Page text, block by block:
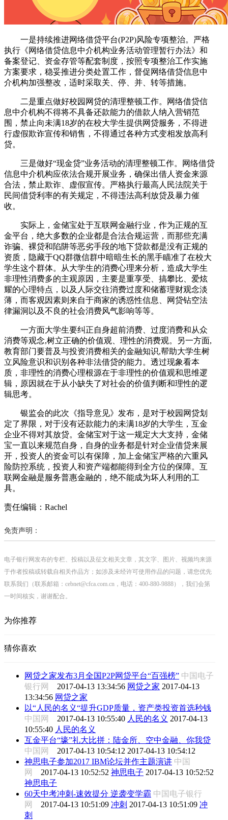
一是持续推进网络借贷平台(P2P)风险专项整治。严格
执行《网络借贷信息中介机构业务活动管理暂行办法》和
备案登记、资金存管等配套制度，按照专项整治工作实施
方案要求，稳妥推进分类处置工作，督促网络借贷信息中
介机构加强整改，适时采取关、停、并、转等措施。
二是重点做好校园网贷的清理整顿工作。网络借贷信
息中介机构不得将不具备还款能力的借款人纳入营销范
围，禁止向未满18岁的在校大学生提供网贷服务，不得进
行虚假欺诈宣传和销售，不得通过各种方式变相发放高利
贷。
三是做好“现金贷”业务活动的清理整顿工作。网络借贷
信息中介机构应依法合规开展业务，确保出借人资金来源
合法，禁止欺诈、虚假宣传。严格执行最高人民法院关于
民间借贷利率的有关规定，不得违法高利放贷及暴力催
收。
实际上，金储宝处于互联网金融行业，作为正规的互
金平台，绝大多数的企业都是合法合规运营，而那些充满
诈骗、裸贷和陷阱等恶劣手段的地下贷款都是没有正规的
资质，隐藏于QQ群微信群中暗暗生长的黑手瞄准了在校大
学生这个群体。从大学生的消费心理来分析，造成大学生
非理性消费多的主观原因，主要是重享受、搞攀比、爱炫
耀的心理特点，以及人际交往消费过度和储蓄理财观念淡
薄，而客观因素则来自于商家的诱惑性信息、网贷钻空法
律漏洞以及不良的社会消费风气影响等等。
一方面大学生要纠正自身超前消费、过度消费和从众
消费等观念,树立正确的价值观、理性的消费观。另一方面,
教育部门要普及与投资消费相关的金融知识,帮助大学生树
立风险意识和识别各种非法借贷的能力。透过现象看本
质，非理性的消费心理根源在于非理性的价值观和思维逻
辑，原因就在于从小缺失了对社会的价值判断和理性的逻
辑思考。
银监会的此次《指导意见》发布，是对于校园网贷划
定了界限，对于没有还款能力的未满18岁的大学生，互金
企业不得对其放贷。金储宝对于这一规定大大支持，金储
宝一直以来规范自身，自身的业务都是针对企业借贷来展
开，投资人的资金可以有保障，加上金储宝严格的六重风
险防控系统，投资人和资产端都能得到全方位的保障。互
联网金融是服务普惠金融的，绝不能成为坏人利用的工
具。
责任编辑：Rachel
免责声明：
电子银行网发布的专栏、投稿以及征文相关文章，其文字、图片、视频均来源
于作者投稿或转载自相关作品方；如涉及未经许可使用作品的问题，请您优先
联系我们（联系邮箱：cebnet@cfca.com.cn，电话：400-880-9888），我们会第
一时间核实，谢谢配合。
为你推荐
猜你喜欢
网贷之家发布3月全国P2P网贷平台“百强榜” 中国电子
银行网 2017-04-13 13:34:56 网贷之家 2017-04-13
13:34:56 网贷之家
以“人民的名义“提升GDP质量，资产类投资首选秒钱
中国网 2017-04-13 10:55:40 人民的名义 2017-04-13
10:55:40 人民的名义
互金平台“壕”礼大比拼：陆金所、空中金融、你我贷
中国网 2017-04-13 10:54:12 2017-04-13 10:54:12
神思电子参加2017 IBM论坛并作主题演讲 中国
网 2017-04-13 10:52:52 神思电子 2017-04-13 10:52:52
神思电子
60天中考冲刺-速效提分 逆袭变学霸 中国电子银行
网 2017-04-13 10:51:09 冲刺 2017-04-13 10:51:09 冲
刺